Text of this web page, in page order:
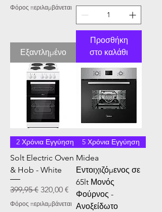
Φόρος περιλαμβάνεται
Εξαντλημένο
Προσθήκη
στο καλάθι
2 Χρόνια Εγγύηση
Solt Electric Oven
& Hob - White
Κανονική τιμή
399,95 € Τιμή Έκπτωσης
320,00 €
Φόρος περιλαμβάνεται
5 Χρόνια Εγγύηση
Midea
Εντοιχιζόμενος σε
65lt Μονός
Φούρνος -
Ανοξείδωτο